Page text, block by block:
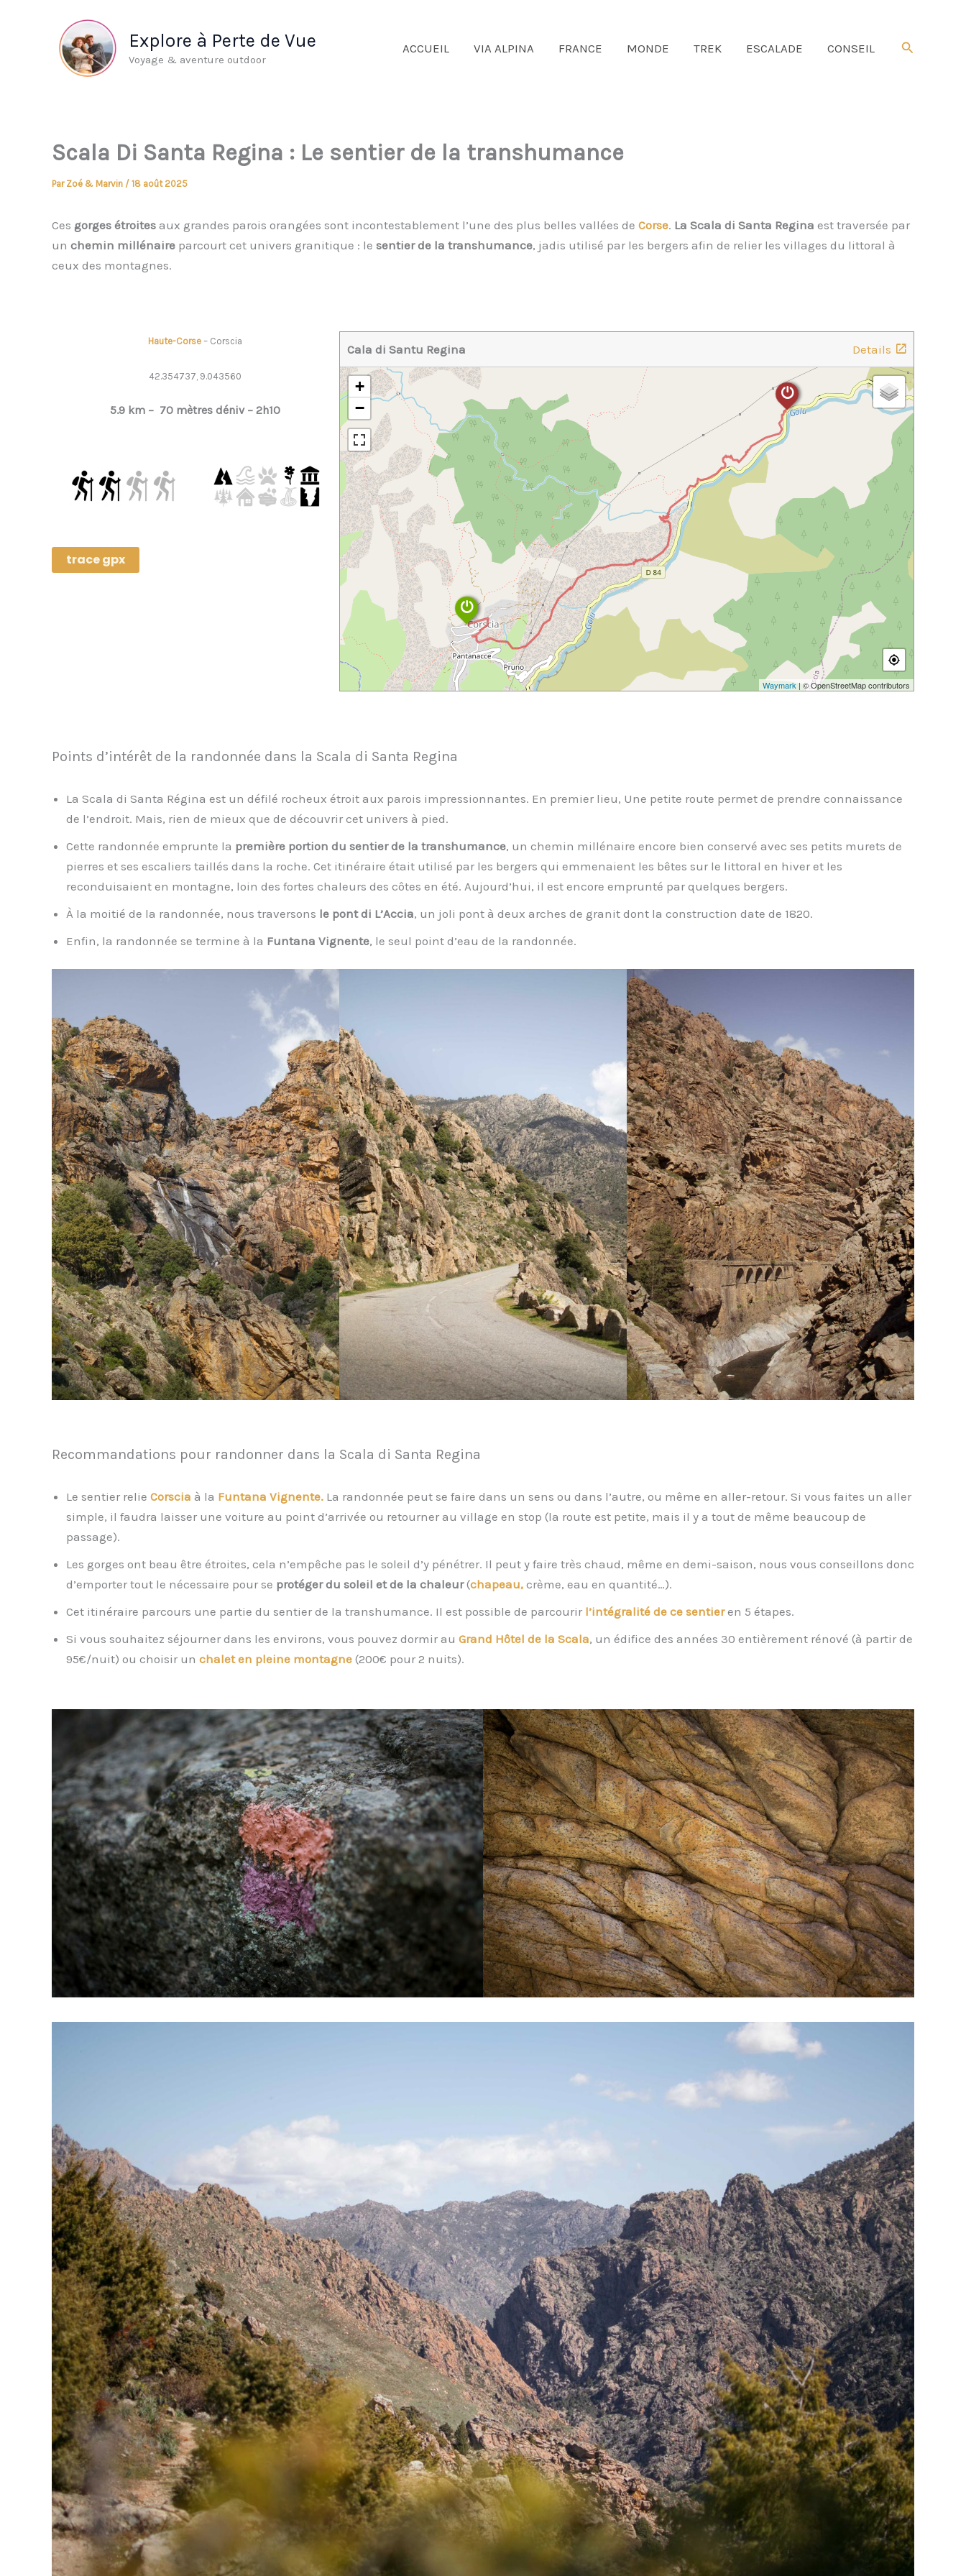
Explore à Perte de Vue
Voyage & aventure outdoor
ACCUEIL VIA ALPINA FRANCE MONDE TREK ESCALADE CONSEIL Rechercher
Scala Di Santa Regina : Le sentier de la transhumance
Par Zoé & Marvin / 18 août 2025
Ces gorges étroites aux grandes parois orangées sont incontestablement l’une des plus belles vallées de Corse. La Scala di Santa Regina est traversée par
un chemin millénaire parcourt cet univers granitique : le sentier de la transhumance, jadis utilisé par les bergers afin de relier les villages du littoral à
ceux des montagnes.
Haute-Corse– Corscia
42.354737, 9.043560
5.9 km – 70 mètres déniv –2h10
trace gpx
Details
Cala di Santu Regina
+
−
Waymark | © OpenStreetMap contributors
Points d’intérêt de la randonnée dans la Scala di Santa Regina
La Scala di Santa Régina est un défilé rocheux étroit aux parois impressionnantes. En premier lieu, Une petite route permet de prendre connaissance
de l’endroit. Mais, rien de mieux que de découvrir cet univers à pied.
Cette randonnée emprunte la première portion du sentier de la transhumance, un chemin millénaire encore bien conservé avec ses petits murets de
pierres et ses escaliers taillés dans la roche. Cet itinéraire était utilisé par les bergers qui emmenaient les bêtes sur le littoral en hiver et les
reconduisaient en montagne, loin des fortes chaleurs des côtes en été. Aujourd’hui, il est encore emprunté par quelques bergers.
À la moitié de la randonnée, nous traversons le pont di L’Accia, un joli pont à deux arches de granit dont la construction date de 1820.
Enfin, la randonnée se termine à la Funtana Vignente, le seul point d’eau de la randonnée.
Recommandations pour randonner dans la Scala di Santa Regina
Le sentier relie Corscia à la Funtana Vignente. La randonnée peut se faire dans un sens ou dans l’autre, ou même en aller-retour. Si vous faites un aller
simple, il faudra laisser une voiture au point d’arrivée ou retourner au village en stop (la route est petite, mais il y a tout de même beaucoup de
passage).
Les gorges ont beau être étroites, cela n’empêche pas le soleil d’y pénétrer. Il peut y faire très chaud, même en demi-saison, nous vous conseillons donc
d’emporter tout le nécessaire pour se protéger du soleil et de la chaleur(chapeau, crème, eau en quantité…).
Cet itinéraire parcours une partie du sentier de la transhumance. Il est possible de parcourir l’intégralité de ce sentieren 5 étapes.
Si vous souhaitez séjourner dans les environs, vous pouvez dormir au Grand Hôtel de la Scala, un édifice des années 30 entièrement rénové (à partir de
95€/nuit) ou choisir un chalet en pleine montagne (200€ pour 2 nuits).